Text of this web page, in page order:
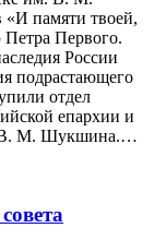
памяти твоей,
Первого.
России
подрастающего
отдел
епархии и
В. М. Шукшина.…